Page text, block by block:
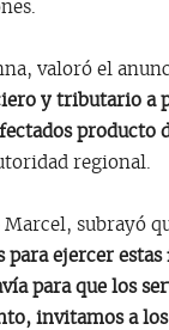
valoró el
y tributario a
producto
regional.
subrayó
para ejercer
para que los
invitamos a